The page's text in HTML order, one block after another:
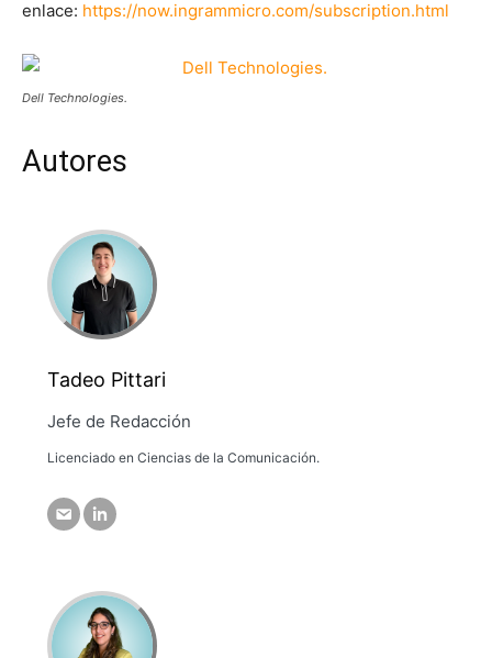
enlace: https://now.ingrammicro.com/subscription.html
Dell Technologies.
Autores
Tadeo Pittari
Jefe de Redacción
Licenciado en Ciencias de la Comunicación.